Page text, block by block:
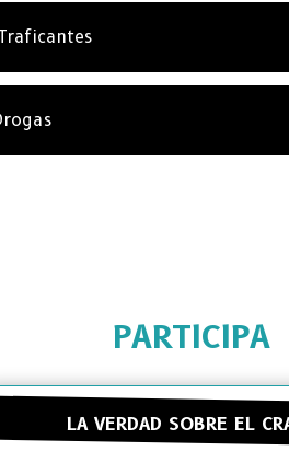
PARTICIPA
LA VERDAD SOBRE EL